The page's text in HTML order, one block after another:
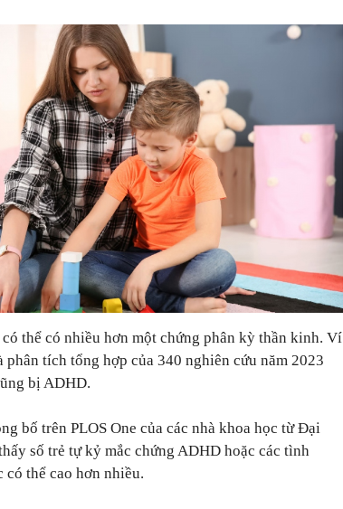
thể có nhiều hơn một chứng phân kỳ thần kinh. Ví
phân tích tổng hợp của 340 nghiên cứu năm 2023
bị ADHD.
bố trên PLOS One của các nhà khoa học từ Đại
số trẻ tự kỷ mắc chứng ADHD hoặc các tình
thể cao hơn nhiều.